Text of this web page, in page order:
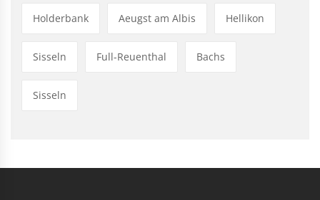
Holderbank Aeugst am Albis Hellikon
Sisseln Full-Reuenthal Bachs
Sisseln